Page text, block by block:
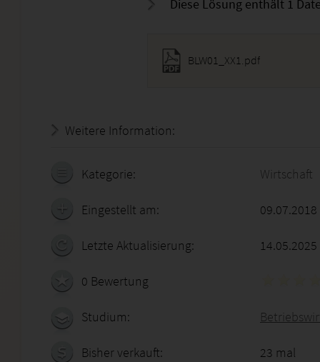
Diese Lösung enthält 1
BLW01_XX1.pdf
Weitere Information:
Kategorie: Wirtschaft
Eingestellt am:
Letzte Aktualisierung: 14.05.2025
0 Bewertung
Studium:
Bisher verkauft: 23 mal